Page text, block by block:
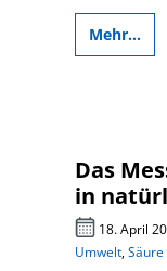
Mehr...
Das
in
18. April
Umwelt,Säure